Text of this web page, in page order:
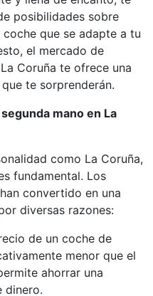
posibilidades sobre
que se adapte a tu
el mercado de
Coruña te ofrece una
te sorprenderán.
mano en La
como La Coruña,
fundamental. Los
convertido en una
diversas razones:
de un coche de
menor que el
ahorrar una
dinero.